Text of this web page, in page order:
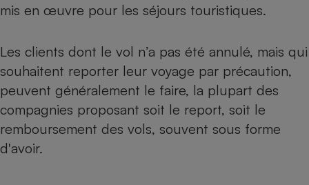
mis en œuvre pour les séjours touristiques.
Les clients dont le vol n’a pas été annulé, mais qui
souhaitent reporter leur voyage par précaution,
peuvent généralement le faire, la plupart des
compagnies proposant soit le report, soit le
remboursement des vols, souvent sous forme
d'avoir.